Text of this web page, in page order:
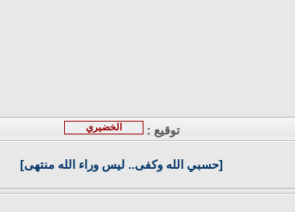
توقيع : الخضيري
[حسبي الله وكفى.. ليس وراء الله منتهى]